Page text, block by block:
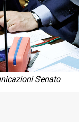
Senato